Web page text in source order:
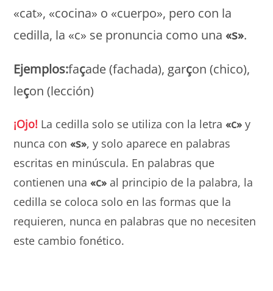
«cat», «cocina» o «cuerpo», pero con la
cedilla, la «c» se pronuncia como una«s».
Ejemplos:façade (fachada), garçon (chico),
leçon (lección)
¡Ojo! La cedilla solo se utiliza con la letra«c» y
nunca con«s», y solo aparece en palabras
escritas en minúscula. En palabras que
contienen una«c» al principio de la palabra, la
cedilla se coloca solo en las formas que la
requieren, nunca en palabras que no necesiten
este cambio fonético.